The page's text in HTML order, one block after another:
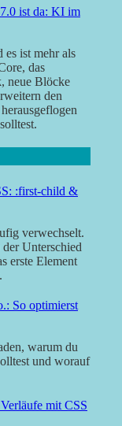
ist da: KI im
es ist mehr als
das
neue Blöcke
den
:first-child &
verwechselt.
Unterschied
erste Element
So optimierst
warum du
und worauf
mit CSS